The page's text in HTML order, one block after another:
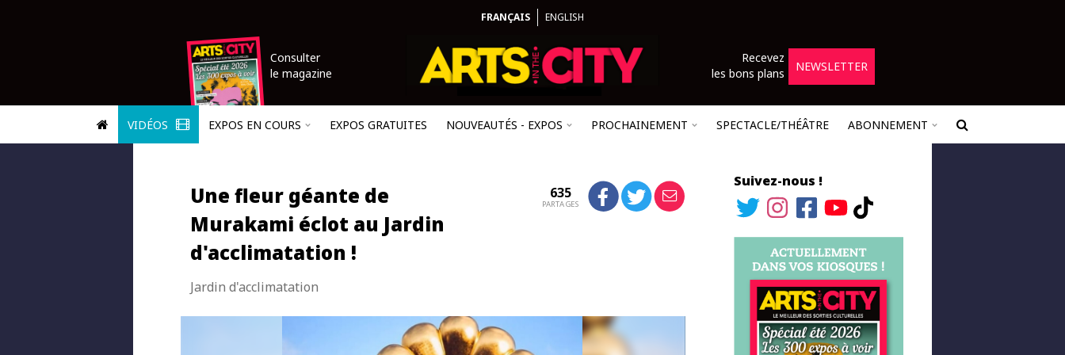
FRANÇAIS ENGLISH
Consulter
le magazine
Recevez
les bons plans
NEWSLETTER
VIDÉOS EXPOS EN COURS EXPOS GRATUITES NOUVEAUTÉS - EXPOS PROCHAINEMENT SPECTACLE/THÉÂTRE ABONNEMENT
Une fleur géante de
Murakami éclot au Jardin
d'acclimatation !
Jardin d'acclimatation
635
PARTAGES
Suivez-nous !